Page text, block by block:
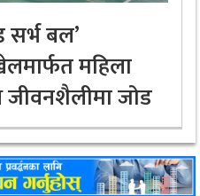
सर्भ बल’
महिला
जोड